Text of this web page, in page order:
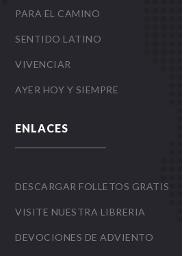
PARA EL CAMINO
SENTIDO LATINO
VIVENCIAR
AYER HOY Y SIEMPRE
ENLACES
DESCARGAR FOLLETOS GRATIS
VISITE NUESTRA LIBRERIA
DEVOCIONES DE ADVIENTO